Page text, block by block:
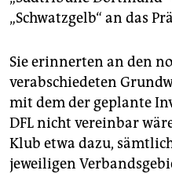
„Schwatzgelb“ an das
Sie erinnerten an den
verabschiedeten
mit dem der geplante
DFL nicht vereinbar
Klub etwa dazu,
jeweiligen